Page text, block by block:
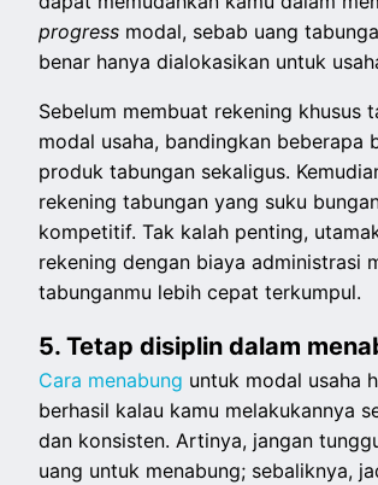
progress modal, sebab uang
benar hanya dialokasikan untuk
Sebelum membuat rekening khusus
modal usaha, bandingkan beberapa
produk tabungan sekaligus.
rekening tabungan yang suku
kompetitif. Tak kalah penting,
rekening dengan biaya administrasi
tabunganmu lebih cepat terkumpul.
5. Tetap disiplin dalam
Cara menabung untuk modal usaha
berhasil kalau kamu melakukannya
dan konsisten. Artinya, jangan
uang untuk menabung; sebaliknya,